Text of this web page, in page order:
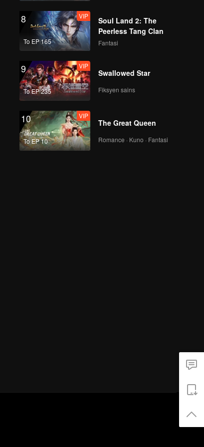
8
To EP 165
VIP
Soul Land 2: The
Peerless Tang Clan
Fantasi
9
To EP 235
VIP
Swallowed Star
Fiksyen sains
10
To EP 10
VIP
The Great Queen
Romance · Kuno · Fantasi